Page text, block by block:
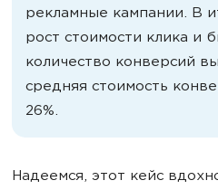
рекламные кампании. В
рост стоимости клика и
количество конверсий
средняя стоимость
26%.
Надеемся, этот кейс